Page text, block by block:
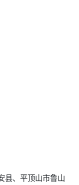
县、平顶山市鲁山